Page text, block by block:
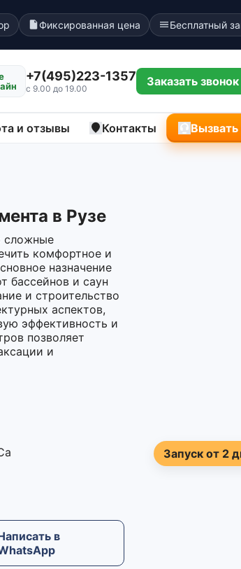
Фиксированная цена Бесплатный
+7(495)223-1357
с 9.00 до 19.00
Заказать звонок
и отзывы Контакты
в Рузе
сложные
комфортное и
назначение
бассейнов и саун
и строительство
аспектов,
эффективность и
позволяет
и
в
Запуск от 2